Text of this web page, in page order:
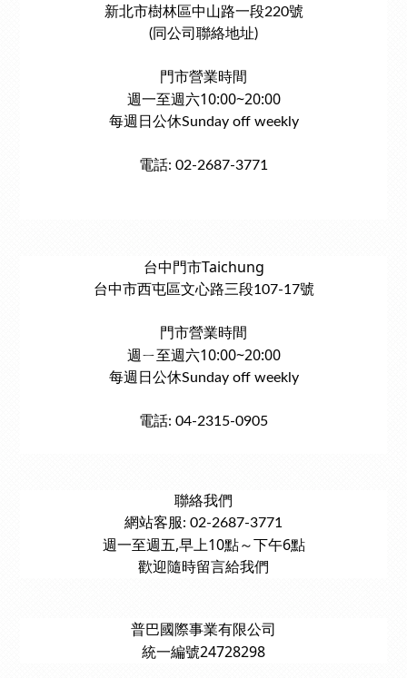
新北市樹林區中山路一段220號
(同公司聯絡地址)
門市營業時間
週一至週六10:00~20:00
每週日公休Sunday off weekly
電話: 02-2687-3771
台中門市Taichung
台中市西屯區文心路三段107-17號
門市營業時間
週ㄧ至週六10:00~20:00
每週日公休Sunday off weekly
電話: 04-2315-0905
聯絡我們
網站客服: 02-2687-3771
週一至週五,早上10點～下午6點
歡迎隨時留言給我們
普巴國際事業有限公司
統一編號24728298